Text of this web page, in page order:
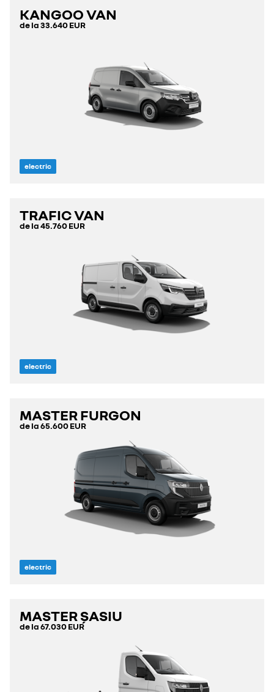
KANGOO VAN
de la33.640 EUR
electric
TRAFIC VAN
de la45.760 EUR
electric
MASTER FURGON
de la65.600 EUR
electric
MASTER ȘASIU
de la67.030 EUR